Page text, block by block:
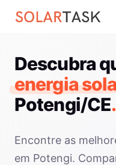
Descubra
energia
Potengi/CE.
Encontre as
em Potengi.